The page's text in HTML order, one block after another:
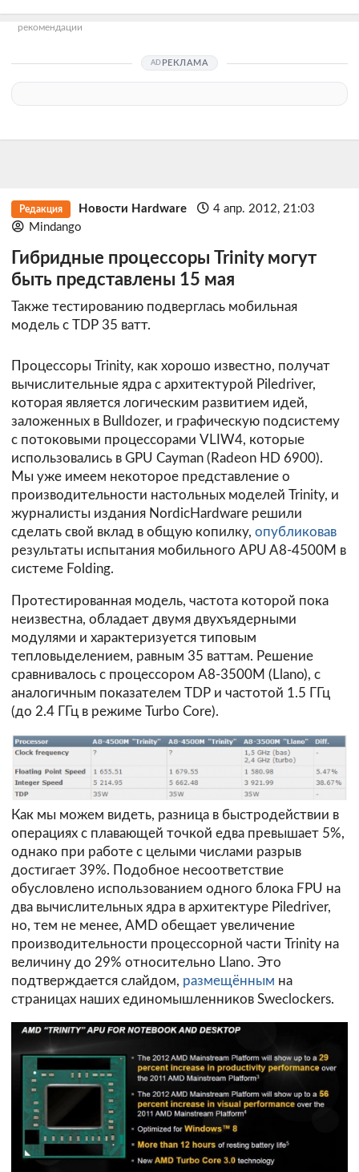
рекомендации
РЕКЛАМА
Редакция Новости Hardware
4 апр. 2012, 21:03
Mindango
Гибридные процессоры Trinity могут
быть представлены 15 мая
Также тестированию подверглась мобильная
модель с TDP 35 ватт.
Процессоры Trinity, как хорошо известно, получат
вычислительные ядра с архитектурой Piledriver,
которая является логическим развитием идей,
заложенных в Bulldozer, и графическую подсистему
с потоковыми процессорами VLIW4, которые
использовались в GPU Cayman (Radeon HD 6900).
Мы уже имеем некоторое представление о
производительности настольных моделей Trinity, и
журналисты издания NordicHardware решили
сделать свой вклад в общую копилку, опубликовав
результаты испытания мобильного APU A8-4500M в
системе Folding.
Протестированная модель, частота которой пока
неизвестна, обладает двумя двухъядерными
модулями и характеризуется типовым
тепловыделением, равным 35 ваттам. Решение
сравнивалось с процессором A8-3500M (Llano), с
аналогичным показателем TDP и частотой 1.5 ГГц
(до 2.4 ГГц в режиме Turbo Core).
Как мы можем видеть, разница в быстродействии в
операциях с плавающей точкой едва превышает 5%,
однако при работе с целыми числами разрыв
достигает 39%. Подобное несоответствие
обусловлено использованием одного блока FPU на
два вычислительных ядра в архитектуре Piledriver,
но, тем не менее, AMD обещает увеличение
производительности процессорной части Trinity на
величину до 29% относительно Llano. Это
подтверждается слайдом, размещённым на
страницах наших единомышленников Sweclockers.